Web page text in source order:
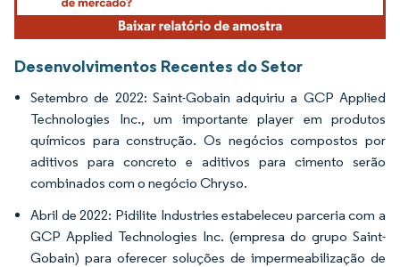
Desenvolvimentos Recentes do Setor
Setembro de 2022: Saint-Gobain adquiriu a GCP Applied
Technologies Inc., um importante player em produtos
químicos para construção. Os negócios compostos por
aditivos para concreto e aditivos para cimento serão
combinados com o negócio Chryso.
Abril de 2022: Pidilite Industries estabeleceu parceria com a
GCP Applied Technologies Inc. (empresa do grupo Saint-
Gobain) para oferecer soluções de impermeabilização de